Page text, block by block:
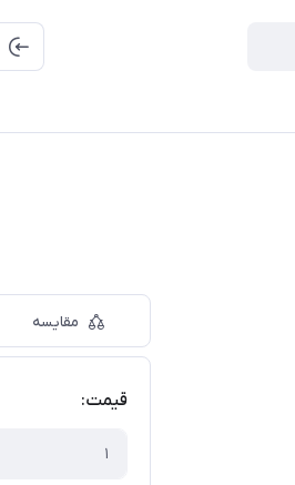
مقایسه
قیمت: